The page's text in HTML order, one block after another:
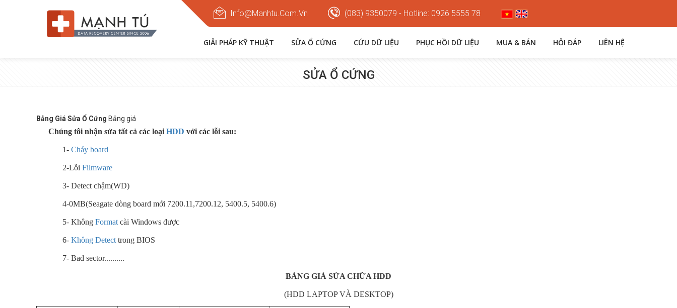
Info@manhtu.com.vn (083) 9350079 - Hotline: 0926 5555 78
GIẢI PHÁP KỸ THUẬT SỬA Ổ CỨNG CỨU DỮ LIỆU PHỤC HỒI DỮ LIỆU MUA & BÁN HỎI ĐÁP LIÊN HỆ
SỬA Ổ CỨNG
Bảng Giá Sửa Ổ Cứng Bảng giá
Chúng tôi nhận sửa tất cả các loại HDD với các lỗi sau:
1- Cháy board
2-Lỗi Filmware
3- Detect chậm(WD)
4-0MB(Seagate dòng board mới 7200.11,7200.12, 5400.5, 5400.6)
5- Không Format cài Windows được
6- Không Detect trong BIOS
7- Bad sector..........
BẢNG GIÁ SỬA CHỮA HDD
(HDD LAPTOP VÀ DESKTOP)